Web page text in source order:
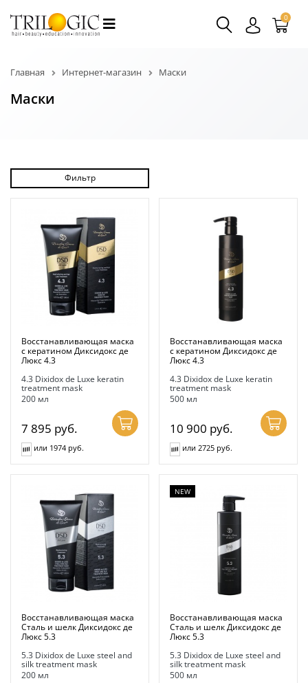
0
Главная Интернет-магазин Маски
Маски
Фильтр
Восстанавливающая маска
с кератином Диксидокс де
Люкс 4.3
4.3 Dixidox de Luxe keratin
treatment mask
200 мл
7 895 руб.
или 1974 руб.
Восстанавливающая маска
с кератином Диксидокс де
Люкс 4.3
4.3 Dixidox de Luxe keratin
treatment mask
500 мл
10 900 руб.
или 2725 руб.
Восстанавливающая маска
Сталь и шелк Диксидокс де
Люкс 5.3
5.3 Dixidox de Luxe steel and
silk treatment mask
200 мл
NEW
Восстанавливающая маска
Сталь и шелк Диксидокс де
Люкс 5.3
5.3 Dixidox de Luxe steel and
silk treatment mask
500 мл